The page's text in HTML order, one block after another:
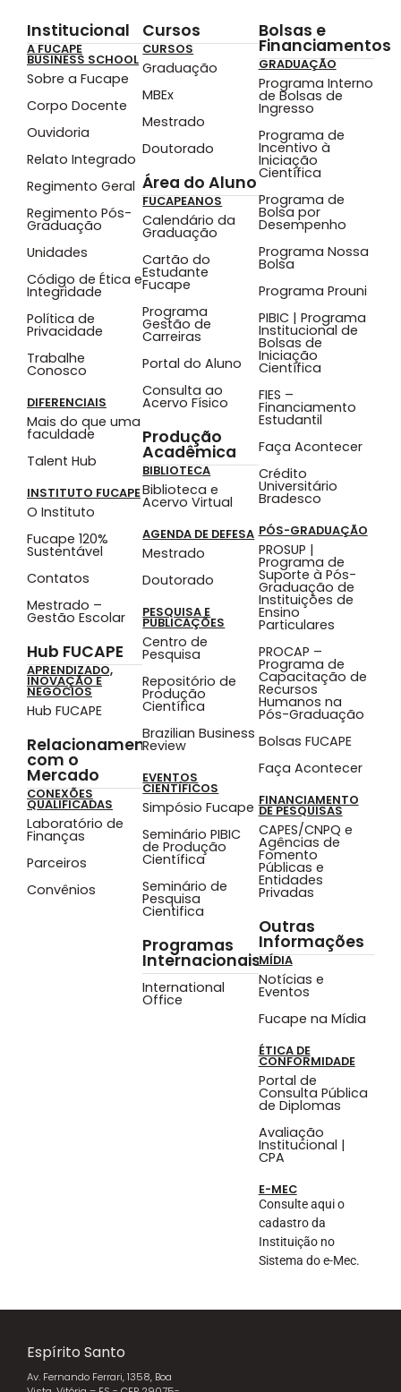
Institucional
A FUCAPE
BUSINESS SCHOOL
Sobre a Fucape
Corpo Docente
Ouvidoria
Relato Integrado
Regimento Geral
Regimento Pós-
Graduação
Unidades
Código de Ética e
Integridade
Política de
Privacidade
Trabalhe
Conosco
DIFERENCIAIS
Mais do que uma
faculdade
Talent Hub
INSTITUTO FUCAPE
O Instituto
Fucape 120%
Sustentável
Contatos
Mestrado –
Gestão Escolar
Hub FUCAPE
APRENDIZADO,
INOVAÇÃO E
NEGÓCIOS
Hub FUCAPE
Relacionamento
com o
Mercado
CONEXÕES
QUALIFICADAS
Laboratório de
Finanças
Parceiros
Convênios
Cursos
CURSOS
Graduação
MBEx
Mestrado
Doutorado
Área do Aluno
FUCAPEANOS
Calendário da
Graduação
Cartão do
Estudante
Fucape
Programa
Gestão de
Carreiras
Portal do Aluno
Consulta ao
Acervo Físico
Produção
Acadêmica
BIBLIOTECA
Biblioteca e
Acervo Virtual
AGENDA DE DEFESA
Mestrado
Doutorado
PESQUISA E
PUBLICAÇÕES
Centro de
Pesquisa
Repositório de
Produção
Científica
Brazilian Business
Review
EVENTOS
CIENTÍFICOS
Simpósio Fucape
Seminário PIBIC
de Produção
Científica
Seminário de
Pesquisa
Cientifica
Programas
Internacionais
International
Office
Bolsas e
Financiamentos
GRADUAÇÃO
Programa Interno
de Bolsas de
Ingresso
Programa de
Incentivo à
Iniciação
Científica
Programa de
Bolsa por
Desempenho
Programa Nossa
Bolsa
Programa Prouni
PIBIC | Programa
Institucional de
Bolsas de
Iniciação
Científica
FIES –
Financiamento
Estudantil
Faça Acontecer
Crédito
Universitário
Bradesco
PÓS-GRADUAÇÃO
PROSUP |
Programa de
Suporte à Pós-
Graduação de
Instituições de
Ensino
Particulares
PROCAP –
Programa de
Capacitação de
Recursos
Humanos na
Pós-Graduação
Bolsas FUCAPE
Faça Acontecer
FINANCIAMENTO
DE PESQUISAS
CAPES/CNPQ e
Agências de
Fomento
Públicas e
Entidades
Privadas
Outras
Informações
MÍDIA
Notícias e
Eventos
Fucape na Mídia
ÉTICA DE
CONFORMIDADE
Portal de
Consulta Pública
de Diplomas
Avaliação
Institucional |
CPA
E-MEC
Consulte aqui o
cadastro da
Instituição no
Sistema do e-Mec.
Espírito Santo
Av. Fernando Ferrari, 1358, Boa